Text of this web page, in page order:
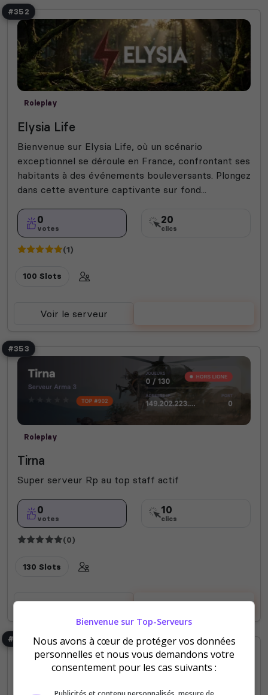
#352
Roleplay
Elysia Life
Bienvenue sur Elysia Life, où un scénario
exceptionnel se déroule en France, confrontant ses
habitants à des événements bouleversants. Plongez
dans cette aventure captivante sur fond...
0
votes
20
clics
(1)
100 Slots
Voir le serveur
#353
Roleplay
Tirna
Super serveur Rp au top staff actif
0
votes
10
clics
(0)
130 Slots
Voir le serveur Voter
#354
Bienvenue sur Top-Serveurs
Nous avons à cœur de protéger vos données
personnelles et nous vous demandons votre
consentement pour les cas suivants :